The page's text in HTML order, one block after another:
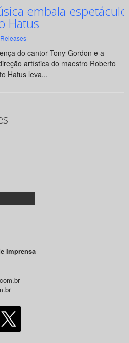
embala
Hatus
Releases
do cantor Tony Gordon e a
artística do maestro Roberto
Hatus leva...
Imprensa